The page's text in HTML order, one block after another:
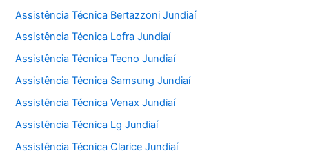
Assistência Técnica Bertazzoni Jundiaí
Assistência Técnica Lofra Jundiaí
Assistência Técnica Tecno Jundiaí
Assistência Técnica Samsung Jundiaí
Assistência Técnica Venax Jundiaí
Assistência Técnica Lg Jundiaí
Assistência Técnica Clarice Jundiaí